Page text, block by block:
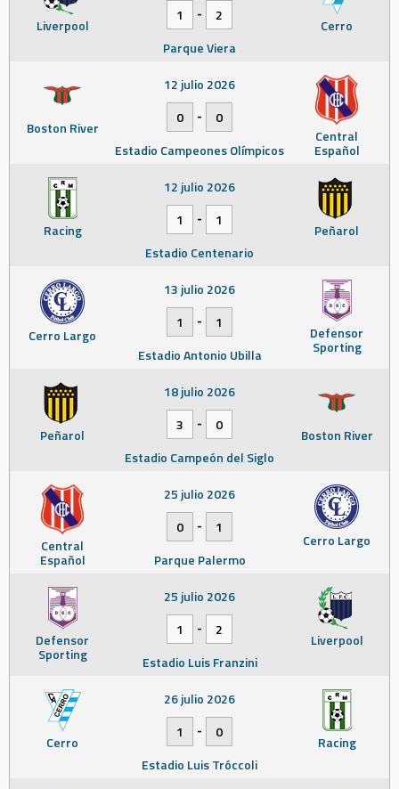
Liverpool Cerro
1
-
2
Parque Viera
Boston River Central
Español
12 julio 2026
0
-
0
Estadio Campeones Olímpicos
Racing Peñarol
12 julio 2026
1
-
1
Estadio Centenario
Cerro Largo Defensor
Sporting
13 julio 2026
1
-
1
Estadio Antonio Ubilla
Peñarol Boston River
18 julio 2026
3
-
0
Estadio Campeón del Siglo
Central
Español
Cerro Largo
25 julio 2026
0
-
1
Parque Palermo
Defensor
Sporting
Liverpool
25 julio 2026
1
-
2
Estadio Luis Franzini
Cerro Racing
26 julio 2026
1
-
0
Estadio Luis Tróccoli